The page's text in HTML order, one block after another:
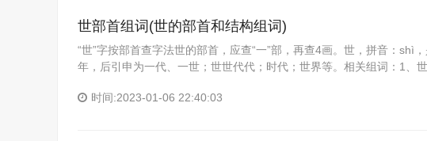
世部首组词(世的部首和结构组词)
“世”字按部首查字法世的部首，应查“一”部，再查4画。世，拼音：shì
年，后引申为一代、一世；世世代代；时代；世界等。相关组词：1、
时间:2023-01-06 22:40:03